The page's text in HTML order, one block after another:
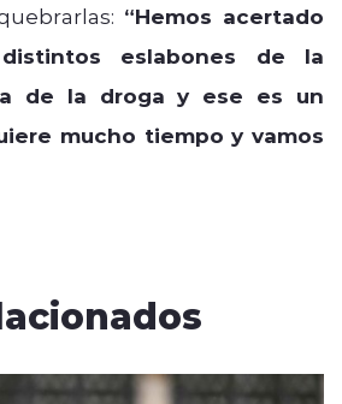
“Hemos acertado
eslabones de la
de la droga y ese es un
mucho tiempo y vamos